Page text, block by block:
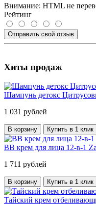
Внимание: HTML не
Рейтинг
Отправить свой отзыв
Хиты продаж
Шампунь детокс
1 031 рублей
В корзину Купить в 1 клик
BB крем для лица 12-в-1
1 711 рублей
В корзину Купить в 1 клик
Тайский крем